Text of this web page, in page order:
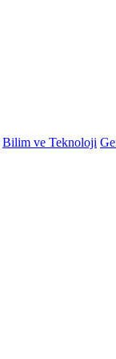
Bilim ve Teknoloji